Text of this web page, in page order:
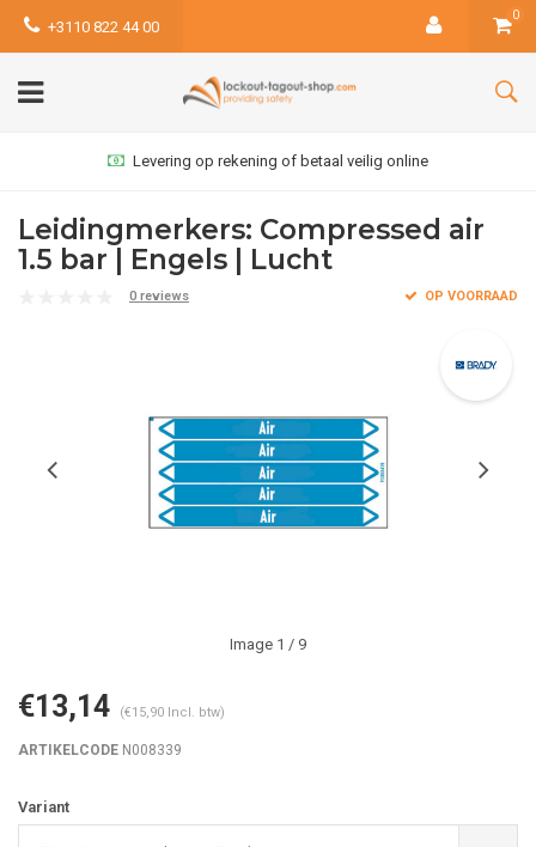
+3110 822 44 00
0
Levering op rekening of betaal veilig online
Leidingmerkers: Compressed air
1.5 bar | Engels | Lucht
0 reviews OP VOORRAAD
Image 1 / 9
€13,14 (€15,90 Incl. btw)
ARTIKELCODE N008339
Variant